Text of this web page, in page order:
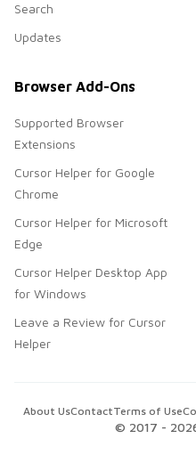
Search
Updates
Browser Add-Ons
Supported Browser
Extensions
Cursor Helper for Google
Chrome
Cursor Helper for Microsoft
Edge
Cursor Helper Desktop App
for Windows
Leave a Review for Cursor
Helper
© 2017 -
About UsContactTerms of Use